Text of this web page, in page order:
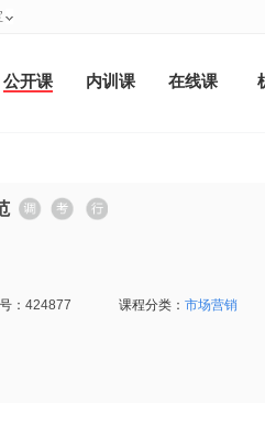
公开课 内训课 在线课
： 424877 课程分类： 市场营销